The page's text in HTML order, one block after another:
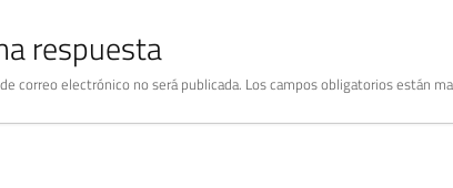
respuesta
correo electrónico no será publicada. Los campos obligatorios están